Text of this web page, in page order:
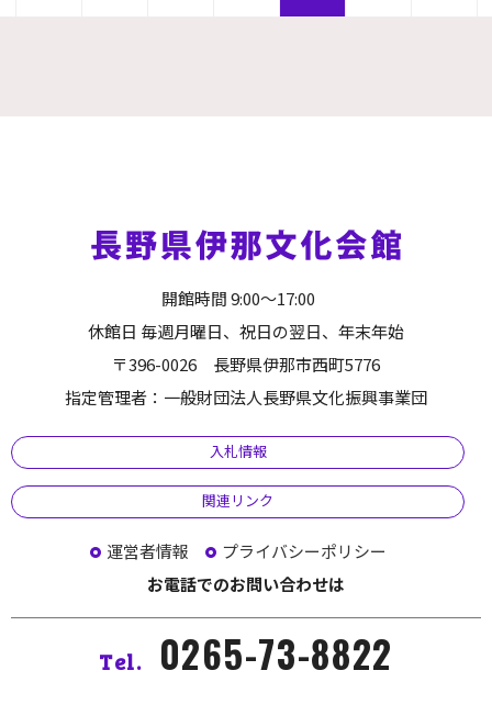
開館時間 9:00～17:00
休館日 毎週月曜日、祝日の翌日、年末年始
〒396-0026 長野県伊那市西町5776
指定管理者：一般財団法人長野県文化振興事業団
入札情報
関連リンク
運営者情報
プライバシーポリシー
お電話でのお問い合わせは
Tel. 0265-73-8822